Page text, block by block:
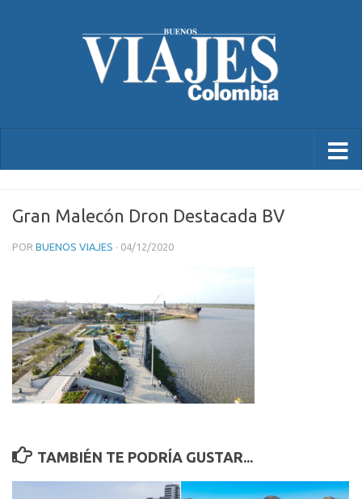
Gran Malecón Dron Destacada BV
POR BUENOS VIAJES · 04/12/2020
TAMBIÉN TE PODRÍA GUSTAR...